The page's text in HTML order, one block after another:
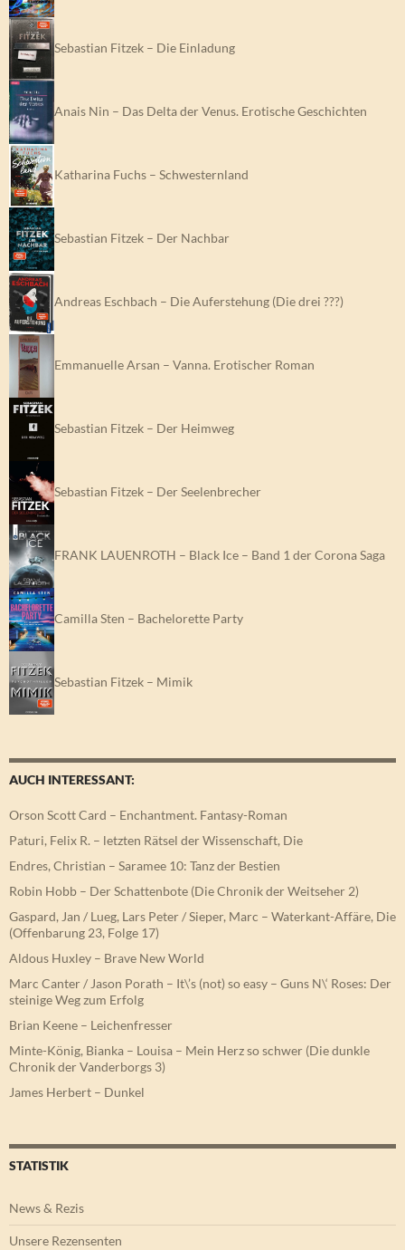
Sebastian Fitzek – Die Einladung
Anais Nin – Das Delta der Venus. Erotische Geschichten
Katharina Fuchs – Schwesternland
Sebastian Fitzek – Der Nachbar
Andreas Eschbach – Die Auferstehung (Die drei ???)
Emmanuelle Arsan – Vanna. Erotischer Roman
Sebastian Fitzek – Der Heimweg
Sebastian Fitzek – Der Seelenbrecher
FRANK LAUENROTH – Black Ice – Band 1 der Corona Saga
Camilla Sten – Bachelorette Party
Sebastian Fitzek – Mimik
AUCH INTERESSANT:
Orson Scott Card – Enchantment. Fantasy-Roman
Paturi, Felix R. – letzten Rätsel der Wissenschaft, Die
Endres, Christian – Saramee 10: Tanz der Bestien
Robin Hobb – Der Schattenbote (Die Chronik der Weitseher 2)
Gaspard, Jan / Lueg, Lars Peter / Sieper, Marc – Waterkant-Affäre, Die
(Offenbarung 23, Folge 17)
Aldous Huxley – Brave New World
Marc Canter / Jason Porath – It\’s (not) so easy – Guns N\‘ Roses: Der
steinige Weg zum Erfolg
Brian Keene – Leichenfresser
Minte-König, Bianka – Louisa – Mein Herz so schwer (Die dunkle
Chronik der Vanderborgs 3)
James Herbert – Dunkel
STATISTIK
News & Rezis
Unsere Rezensenten